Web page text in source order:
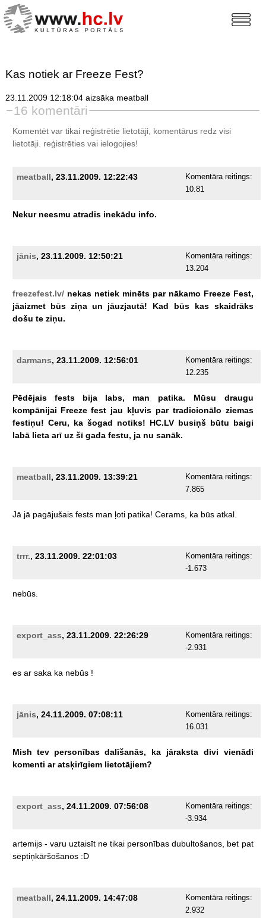
Kas notiek ar Freeze Fest?
23.11.2009 12:18:04 aizsāka meatball
16 komentāri
Komentēt var tikai reģistrētie lietotāji, komentārus redz visi
lietotāji. reģistrētiesvai ielogojies!
meatball, 23.11.2009. 12:22:43
Komentāra reitings:
10.81
Nekur neesmu atradis inekādu info.
jānis, 23.11.2009. 12:50:21
Komentāra reitings:
13.204
freezefest.lv/ nekas netiek minēts par nākamo Freeze Fest,
jāaizmet būs ziņa un jāuzjautā! Kad būs kas skaidrāks
došu te ziņu.
darmans, 23.11.2009. 12:56:01
Komentāra reitings:
12.235
Pēdējais fests bija labs, man patika. Mūsu
draugu
kompānijai Freeze fest jau kļuvis par tradicionālo ziemas
festiņu! Ceru, ka šogad notiks! HC.LV busiņš būtu baigi
labā lieta arī uz šī gada festu, ja nu sanāk.
meatball, 23.11.2009. 13:39:21
Komentāra reitings:
7.865
Jā jā pagājušais fests man ļoti patika! Cerams, ka būs atkal.
trrr., 23.11.2009. 22:01:03
Komentāra reitings:
-1.673
nebūs.
export_ass, 23.11.2009. 22:26:29
Komentāra reitings:
-2.931
es ar saka ka nebūs !
jānis, 24.11.2009. 07:08:11
Komentāra reitings:
16.031
Mish tev personības dalīšanās, ka jāraksta divi
vienādi
komenti ar atsķirīgiem lietotājiem?
export_ass, 24.11.2009. 07:56:08
Komentāra reitings:
-3.934
artemijs - varu uztaisīt ne tikai personības dubultošanos, bet pat
septiņkāršošanos :D
meatball, 24.11.2009. 14:47:08
Komentāra reitings:
2.932